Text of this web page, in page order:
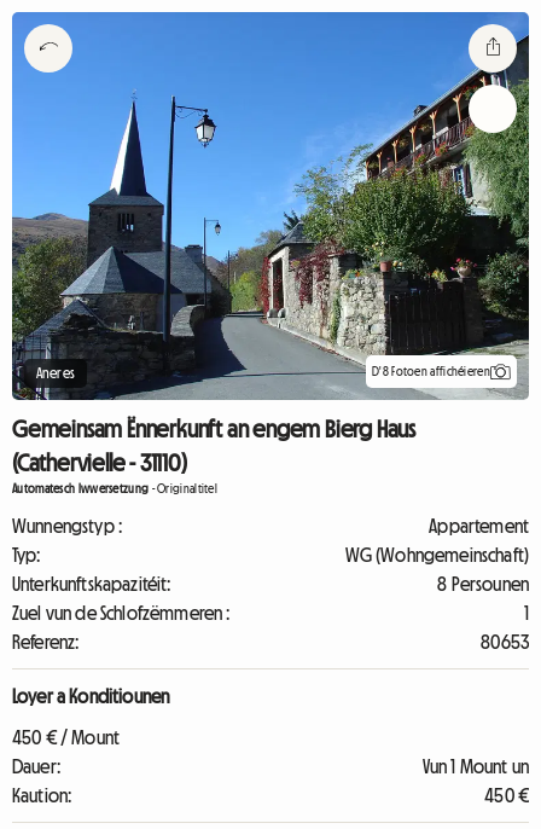
Aneres D'8 Fotoen affichéieren
Gemeinsam Ënnerkunft an engem Bierg Haus
(Cathervielle - 31110)
Automatesch Iwwersetzung -Originaltitel
Wunnengstyp :
Appartement
Typ:
WG (Wohngemeinschaft)
Unterkunftskapazitéit:
8 Persounen
Zuel vun de Schlofzëmmeren :
1
Referenz:
80653
Loyer a Konditiounen
450 € / Mount
Dauer:
Vun 1 Mount un
Kaution:
450 €